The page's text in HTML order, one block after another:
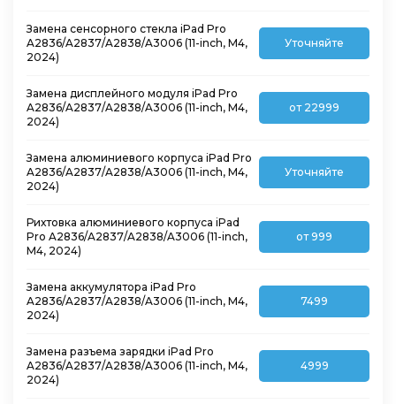
Замена сенсорного стекла iPad Pro
A2836/A2837/A2838/A3006 (11-inch, M4,
2024)
Уточняйте
Замена дисплейного модуля iPad Pro
A2836/A2837/A2838/A3006 (11-inch, M4,
2024)
от 22999
Замена алюминиевого корпуса iPad Pro
A2836/A2837/A2838/A3006 (11-inch, M4,
2024)
Уточняйте
Рихтовка алюминиевого корпуса iPad
Pro A2836/A2837/A2838/A3006 (11-inch,
M4, 2024)
от 999
Замена аккумулятора iPad Pro
A2836/A2837/A2838/A3006 (11-inch, M4,
2024)
7499
Замена разъема зарядки iPad Pro
A2836/A2837/A2838/A3006 (11-inch, M4,
2024)
4999